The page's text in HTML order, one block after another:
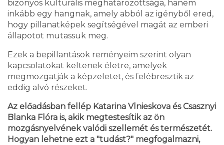
bizonyos kulturális meghatározottsága, hanem
inkább egy hangnak, amely abból az igényből ered,
hogy pillanatképek segítségével magát az emberi
állapotot mutassuk meg.
Ezek a bepillantások reményeim szerint olyan
kapcsolatokat keltenek életre, amelyek
megmozgatják a képzeletet, és felébresztik az
eddig alvó részeket.
Az előadásban fellép Katarina Vlnieskova és Csasznyi
Blanka Flóra is, akik megtestesítik az ön
mozgásnyelvének valódi szellemét és természetét.
Hogyan lehetne ezt a "tudást?" megfogalmazni,